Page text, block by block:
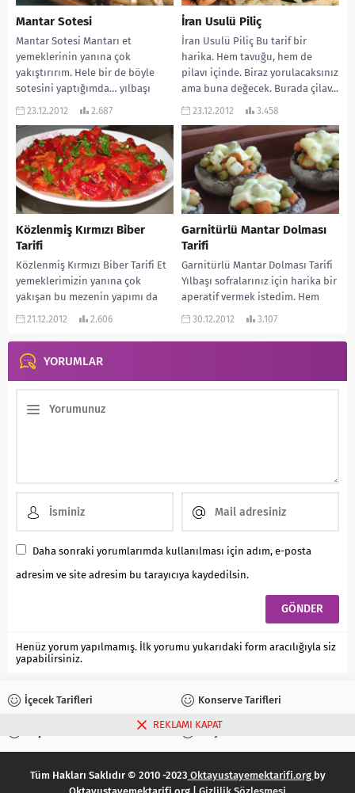
Mantar Sotesi
Mantar Sotesi Mantarı et
yemeklerinin yanına çok
yakıştırırım. Hele bir de böyle
sotesini yaptığımda… yılbaşı
yaklaşıyor. İşte sizlere kolay bir...
23.12.2012 2.687
İran Usulü Piliç
İran Usulü Piliç Bu tarif bir
harika. Hem tavuğu, hem de
pilavı içinde. Biraz yorulacaksınız
ama buna değecek. Burada çilav...
23.12.2012 3.458
Közlenmiş Kırmızı Biber
Tarifi
Közlenmiş Kırmızı Biber Tarifi Et
yemeklerimizin yanına çok
yakışan bu mezenin yapımı da
oldukça kolay. Öyle ki ben bazen
21.12.2012 2.606
Garnitürlü Mantar Dolması
Tarifi
Garnitürlü Mantar Dolması Tarifi
Yılbaşı sofralarınız için harika bir
aperatif vermek istedim. Hem
görüntüsü çok güzel, hem de tadı
30.12.2012 3.107
YORUMLAR
Daha sonraki yorumlarımda kullanılması için adım, e-posta
adresim ve site adresim bu tarayıcıya kaydedilsin.
Henüz yorum yapılmamış. İlk yorumu yukarıdaki form aracılığıyla siz
yapabilirsiniz.
İçecek Tarifleri Konserve Tarifleri
Turşu Tarifleri
Tüm Hakları Saklıdır © 2010 -2023 Oktayustayemektarifi.org by
REKLAMI KAPAT